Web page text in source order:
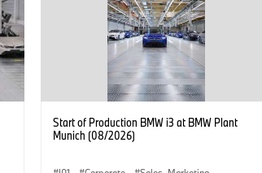
Start of Production BMW i3 at BMW Plant
Munich (08/2026)